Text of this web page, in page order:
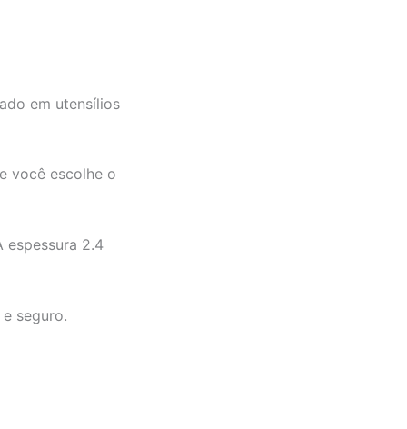
em utensílios
você escolhe o
espessura 2.4
seguro.